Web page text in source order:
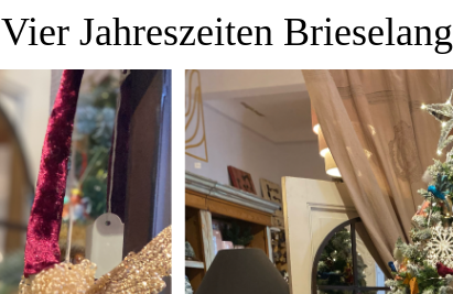
Vier Jahreszeiten Brieselang